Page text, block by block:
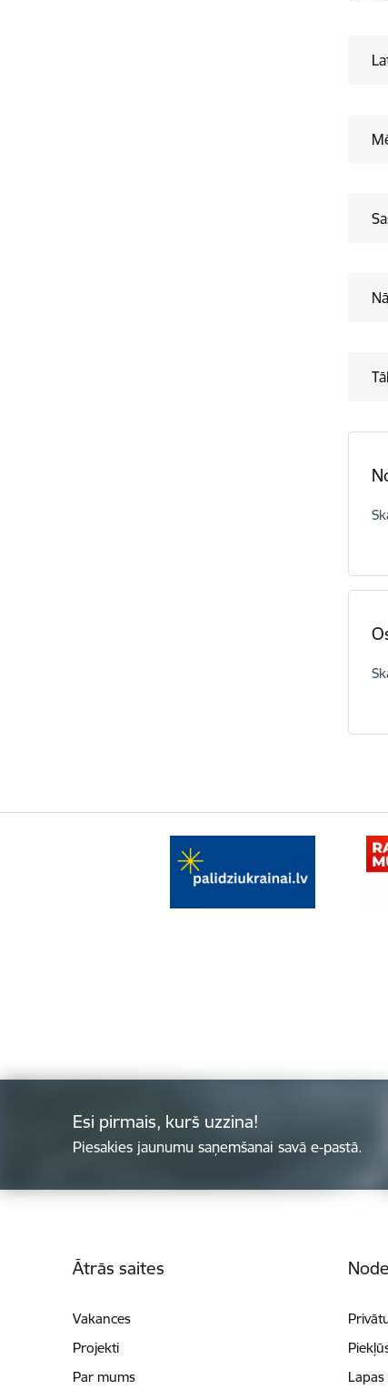
Esi pirmais, kurš uzzina!
Piesakies jaunumu saņemšanai savā e-pastā.
Ātrās saites
Vakances
Projekti
Par mums